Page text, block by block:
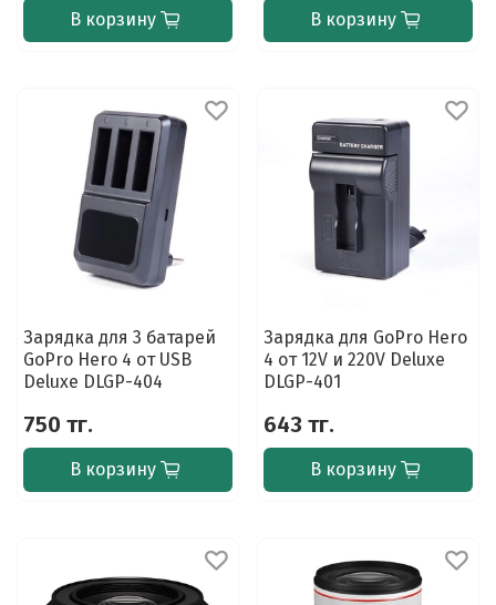
В корзину В корзину
Зарядка для 3 батарей
GoPro Hero 4 от USB
Deluxe DLGP-404
750 тг.
В корзину
Зарядка для GoPro Hero
4 от 12V и 220V Deluxe
DLGP-401
643 тг.
В корзину